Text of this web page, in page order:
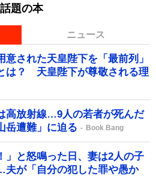
話題の本
ニュース
された天皇陛下を「最前列」
は？ 天皇陛下が尊敬される理
高放射線…9人の若者が死んだ
岳遭難」に迫る
Book Bang
」と怒鳴った日、妻は2人の子
が「自分の犯した罪や愚か